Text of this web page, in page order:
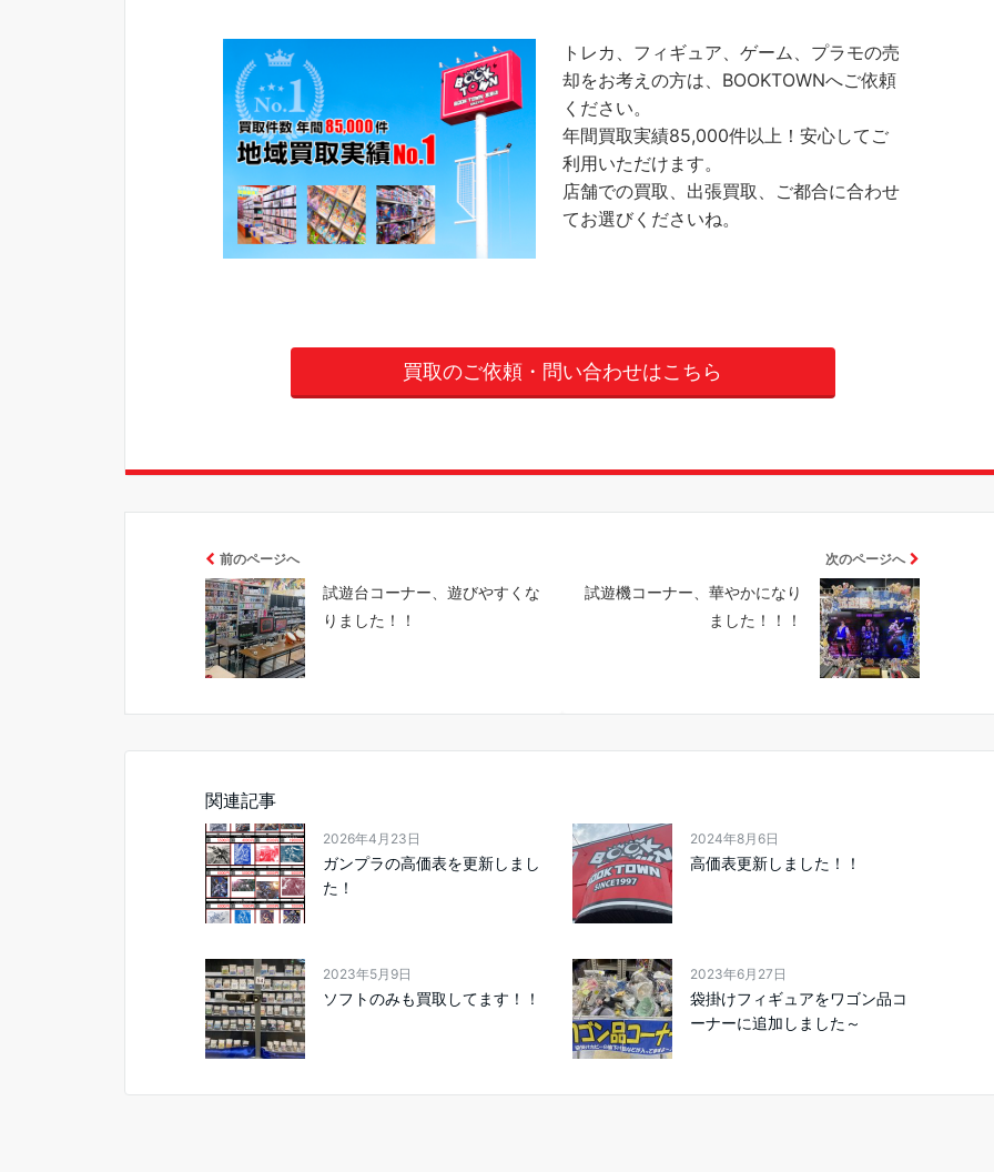
トレカ、フィギュア、ゲーム、プラモの売
却をお考えの方は、BOOKTOWNへご依頼
ください。
年間買取実績85,000件以上！安心してご
利用いただけます。
店舗での買取、出張買取、ご都合に合わせ
てお選びくださいね。
買取のご依頼・問い合わせはこちら
前のページへ
試遊台コーナー、遊びやすくな
りました！！
次のページへ
試遊機コーナー、華やかになり
ました！！！
関連記事
2026年4月23日
ガンプラの高価表を更新しまし
た！
2024年8月6日
高価表更新しました！！
2023年5月9日
ソフトのみも買取してます！！
2023年6月27日
袋掛けフィギュアをワゴン品コ
ーナーに追加しました～